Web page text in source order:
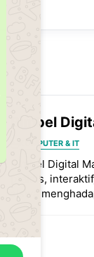
Bimbel
KOMPUTER & IT
Bimbel Digital
praktis,
siswa